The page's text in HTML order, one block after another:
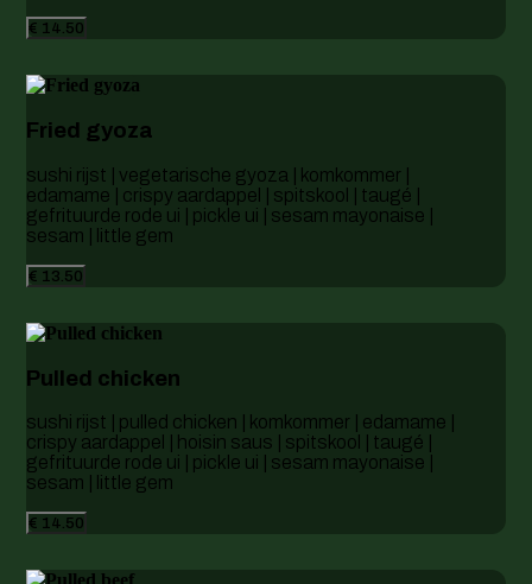
€ 14.50
Fried gyoza
sushi rijst | vegetarische gyoza | komkommer |
edamame | crispy aardappel | spitskool | taugé |
gefrituurde rode ui | pickle ui | sesam mayonaise |
sesam | little gem
€ 13.50
Pulled chicken
sushi rijst | pulled chicken | komkommer | edamame |
crispy aardappel | hoisin saus | spitskool | taugé |
gefrituurde rode ui | pickle ui | sesam mayonaise |
sesam | little gem
€ 14.50